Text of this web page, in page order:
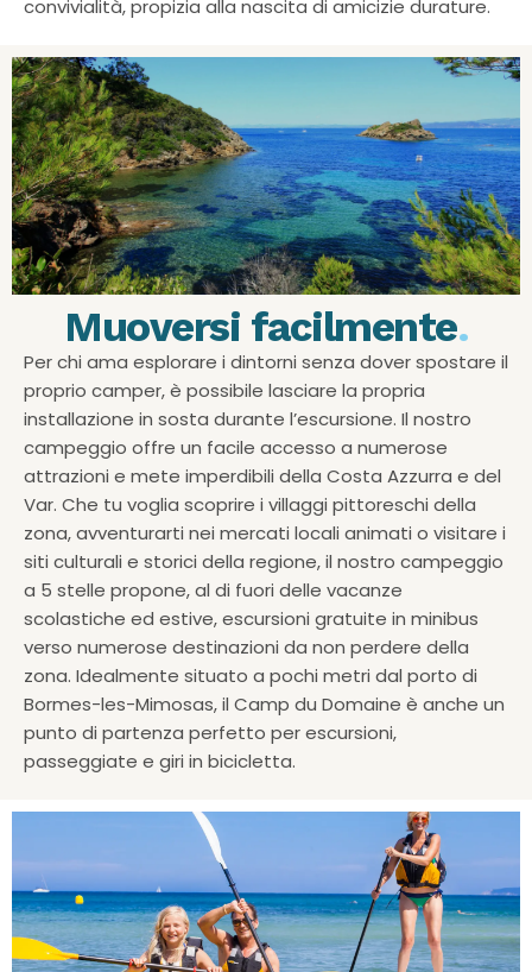
convivialità, propizia alla nascita di amicizie durature.
Muoversi facilmente.
Per chi ama esplorare i dintorni senza dover spostare il
proprio camper, è possibile lasciare la propria
installazione in sosta durante l’escursione. Il nostro
campeggio offre un facile accesso a numerose
attrazioni e mete imperdibili della Costa Azzurra e del
Var. Che tu voglia scoprire i villaggi pittoreschi della
zona, avventurarti nei mercati locali animati o visitare i
siti culturali e storici della regione, il nostro campeggio
a 5 stelle propone, al di fuori delle vacanze
scolastiche ed estive, escursioni gratuite in minibus
verso numerose destinazioni da non perdere della
zona. Idealmente situato a pochi metri dal porto di
Bormes-les-Mimosas, il Camp du Domaine è anche un
punto di partenza perfetto per escursioni,
passeggiate e giri in bicicletta.